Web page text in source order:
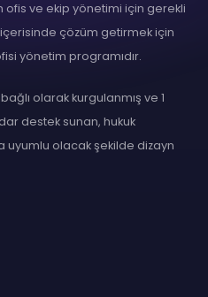
ofis ve ekip yönetimi için gerekli
çözüm getirmek için
yönetim programıdır.
olarak kurgulanmış ve 1
destek sunan, hukuk
uyumlu olacak şekilde dizayn